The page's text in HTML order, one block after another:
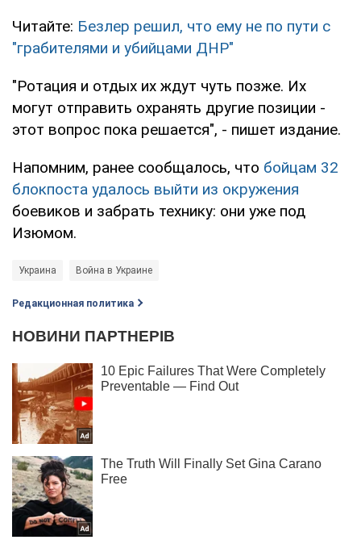
Читайте: Безлер решил, что ему не по пути с
"грабителями и убийцами ДНР"
"Ротация и отдых их ждут чуть позже. Их
могут отправить охранять другие позиции -
этот вопрос пока решается", - пишет издание.
Напомним, ранее сообщалось, что бойцам 32
блокпоста удалось выйти из окружения
боевиков и забрать технику: они уже под
Изюмом.
Украина Война в Украине
Редакционная политика